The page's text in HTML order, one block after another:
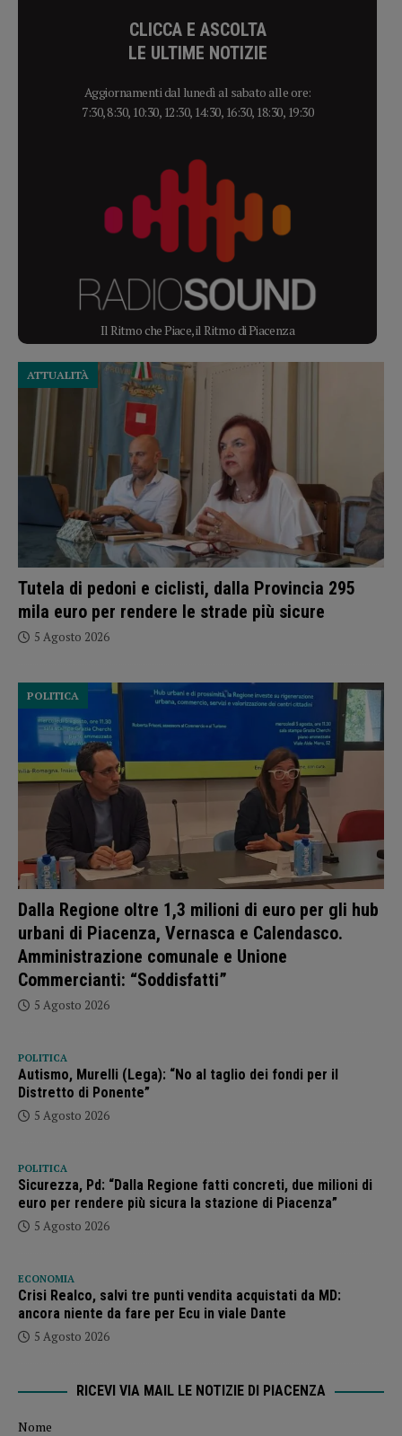
CLICCA E ASCOLTA
LE ULTIME NOTIZIE
Aggiornamenti dal lunedì al sabato alle ore:
7:30, 8:30, 10:30, 12:30, 14:30, 16:30, 18:30, 19:30
Il Ritmo che Piace, il Ritmo di Piacenza
Tutela di pedoni e ciclisti, dalla Provincia 295
mila euro per rendere le strade più sicure
ATTUALITÀ
5 Agosto 2026
Dalla Regione oltre 1,3 milioni di euro per gli hub
urbani di Piacenza, Vernasca e Calendasco.
Amministrazione comunale e Unione
Commercianti: “Soddisfatti”
POLITICA
5 Agosto 2026
POLITICA
Autismo, Murelli (Lega): “No al taglio dei fondi per il
Distretto di Ponente”
5 Agosto 2026
POLITICA
Sicurezza, Pd: “Dalla Regione fatti concreti, due milioni di
euro per rendere più sicura la stazione di Piacenza”
5 Agosto 2026
ECONOMIA
Crisi Realco, salvi tre punti vendita acquistati da MD:
ancora niente da fare per Ecu in viale Dante
5 Agosto 2026
RICEVI VIA MAIL LE NOTIZIE DI PIACENZA
Nome